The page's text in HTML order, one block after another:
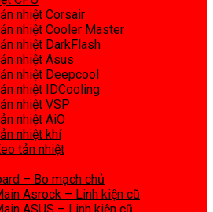
nhiệt Corsair
nhiệt Cooler Master
nhiệt DarkFlash
nhiệt Asus
nhiệt Deepcool
nhiệt IDCooling
nhiệt VSP
nhiệt AiO
nhiệt khí
tản nhiệt
– Bo mạch chủ
Asrock – Linh kiện cũ